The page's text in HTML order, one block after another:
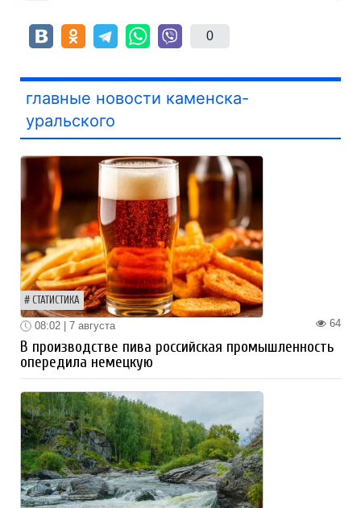
0
главные новости каменска-
уральского
СТАТИСТИКА
64
08:02 | 7 августа
В производстве пива российская промышленность
опередила немецкую